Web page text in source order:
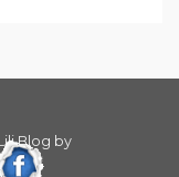
Blog by